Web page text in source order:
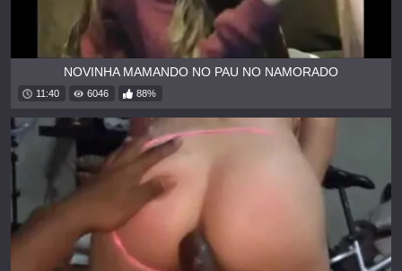
NOVINHA MAMANDO NO PAU NO NAMORADO
11:40 6046 88%